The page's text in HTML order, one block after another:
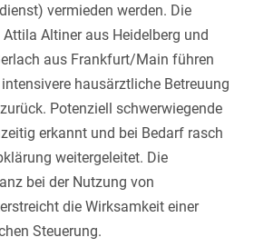
vermieden werden. Die
Altiner aus Heidelberg und
aus Frankfurt/Main führen
hausärztliche Betreuung
Potenziell schwerwiegende
erkannt und bei Bedarf rasch
weitergeleitet. Die
bei der Nutzung von
die Wirksamkeit einer
Steuerung.